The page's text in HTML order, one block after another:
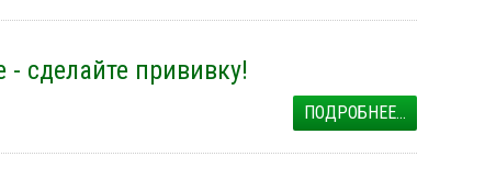
сделайте прививку!
ПОДРОБНЕЕ...